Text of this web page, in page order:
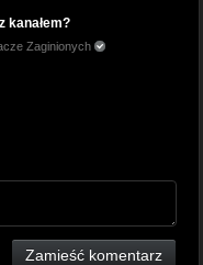
kanałem?
Zaginionych
Zamieść komentarz